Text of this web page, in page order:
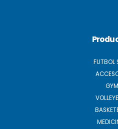
FUTBOL
GYM